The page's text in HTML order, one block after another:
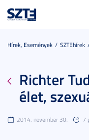
Hírek, Események SZTEhírek
Richter
élet,
2014. november 30. 7